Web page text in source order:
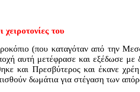
χειροτονίες του
(που καταγόταν από την
αυτή μετέφρασε και εξέδωσε
και Πρεσβύτερος και έκανε
δωμάτια για στέγαση των